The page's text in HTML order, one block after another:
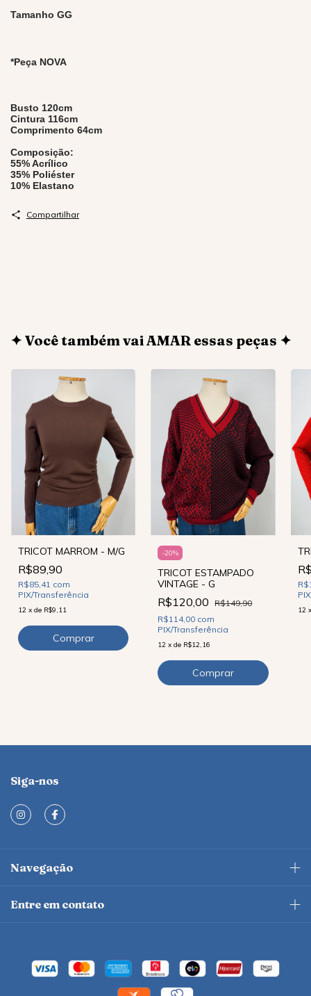
Tamanho GG
*Peça NOVA
Busto 120cm
Cintura 116cm
Comprimento 64cm
Composição:
55% Acrílico
35% Poliéster
10% Elastano
Compartilhar
✦ Você também vai AMAR essas peças ✦
TRICOT MARROM - M/G
R$89,90
R$85,41 com
PIX/Transferência
12 x de R$9,11
-20%
TRICOT ESTAMPADO
VINTAGE - G
R$120,00
R$149,90
R$114,00 com
PIX/Transferência
12 xde R$12,16
12
Siga-nos
Navegação
Entre em contato